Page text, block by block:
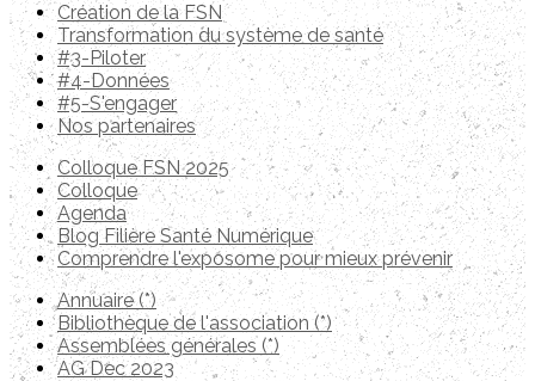
Création de la FSN
Transformation du système de santé
#3-Piloter
#4-Données
#5-S'engager
Nos partenaires
Colloque FSN 2025
Colloque
Agenda
Blog Filière Santé Numérique
Comprendre l'exposome pour mieux prévenir
Annuaire (*)
Bibliothèque de l'association (*)
Assemblées générales (*)
AG Dec 2023